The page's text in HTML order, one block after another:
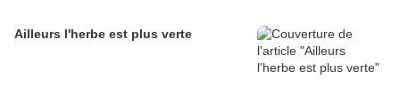
Ailleurs l'herbe est plus verte